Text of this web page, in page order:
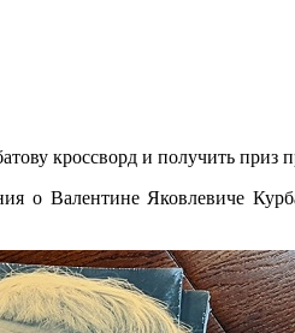
кроссворд и получить
Валентине Яковлевиче